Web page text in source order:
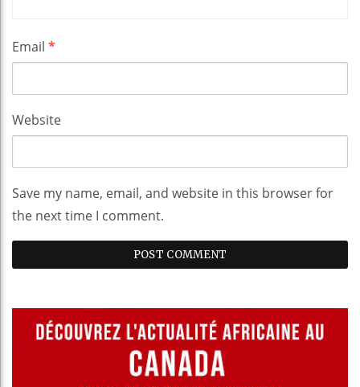
Email *
Website
Save my name, email, and website in this browser for
the next time I comment.